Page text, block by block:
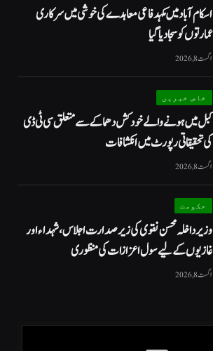
اسکام آباد میں مکہدفاعی معاہدے کی خوشی میں سرکاری
عمارتوں کو سجا دیا گیا
اگست 8, 2026
خاص خبریں
کبل میں ہونے والے خودکش دھماکے سے متعلق سی ٹی ڈی
کی تحقیقاتی رپورٹ میں انکشافات
اگست 8, 2026
حکومت
وزیرداخلہ محسن نقوی کی زیر صدارت اجلاس، شہداء اور
غازیوں کے لیے سول اعزازات کی منظوری
اگست 8, 2026